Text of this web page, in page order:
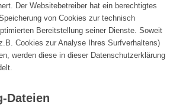
Der Websitebetreiber hat ein berechtigtes
von Cookies zur technisch
Bereitstellung seiner Dienste. Soweit
Cookies zur Analyse Ihres Surfverhaltens)
werden diese in dieser Datenschutzerklärung
Dateien